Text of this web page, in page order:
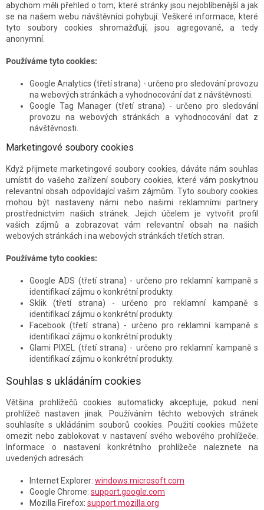
abychom měli přehled o tom, které stránky jsou nejoblíbenější a jak
se na našem webu návštěvníci pohybují. Veškeré informace, které
tyto soubory cookies shromažďují, jsou agregované, a tedy
anonymní.
Používáme tyto cookies:
Google Analytics (třetí strana) - určeno pro sledování provozu
na webových stránkách a vyhodnocování dat z návštěvnosti.
Google Tag Manager (třetí strana) - určeno pro sledování
provozu na webových stránkách a vyhodnocování dat z
návštěvnosti.
Marketingové soubory cookies
Když přijmete marketingové soubory cookies, dáváte nám souhlas
umístit do vašeho zařízení soubory cookies, které vám poskytnou
relevantní obsah odpovídající vašim zájmům. Tyto soubory cookies
mohou být nastaveny námi nebo našimi reklamními partnery
prostřednictvím našich stránek. Jejich účelem je vytvořit profil
vašich zájmů a zobrazovat vám relevantní obsah na našich
webových stránkách i na webových stránkách třetích stran.
Používáme tyto cookies:
Google ADS (třetí strana) - určeno pro reklamní kampaně s
identifikací zájmu o konkrétní produkty.
Sklik (třetí strana) - určeno pro reklamní kampaně s
identifikací zájmu o konkrétní produkty.
Facebook (třetí strana) - určeno pro reklamní kampaně s
identifikací zájmu o konkrétní produkty.
Glami PIXEL (třetí strana) - určeno pro reklamní kampaně s
identifikací zájmu o konkrétní produkty.
Souhlas s ukládáním cookies
Většina prohlížečů cookies automaticky akceptuje, pokud není
prohlížeč nastaven jinak. Používáním těchto webových stránek
souhlasíte s ukládáním souborů cookies. Použití cookies můžete
omezit nebo zablokovat v nastavení svého webového prohlížeče.
Informace o nastavení konkrétního prohlížeče naleznete na
uvedených adresách:
Internet Explorer: windows.microsoft.com
Google Chrome: support.google.com
Mozilla Firefox: support.mozilla.org